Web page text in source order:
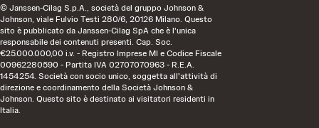
© Janssen-Cilag S.p.A., società del gruppo Johnson &
Johnson, viale Fulvio Testi 280/6, 20126 Milano. Questo
sito è pubblicato da Janssen-Cilag SpA che è l'unica
responsabile dei contenuti presenti. Cap. Soc.
€25.000.000,00 i.v. - Registro Imprese MI e Codice Fiscale
00962280590 - Partita IVA 02707070963 - R.E.A.
1454254. Società con socio unico, soggetta all'attività di
direzione e coordinamento della Società Johnson &
Johnson. Questo sito è destinato ai visitatori residenti in
Italia.